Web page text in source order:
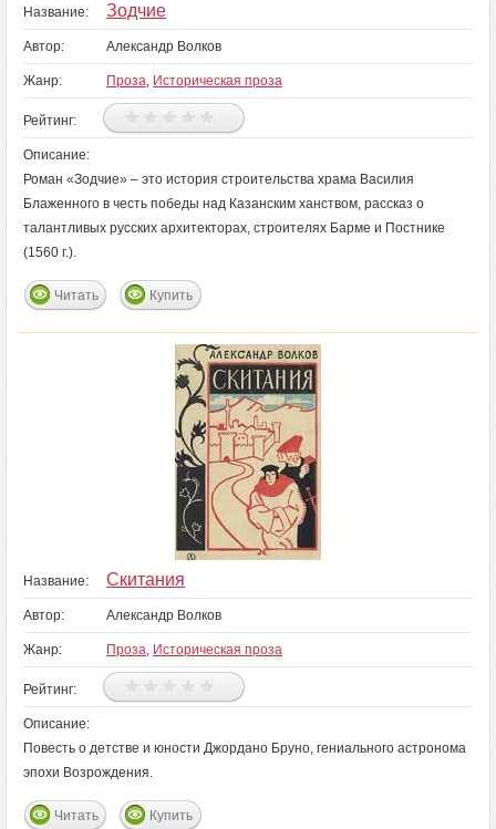
Название: Зодчие
Автор: Александр Волков
Жанр: Проза, Историческая проза
Рейтинг:
Описание:
Роман «Зодчие» – это история строительства храма Василия
Блаженного в честь победы над Казанским ханством, рассказ о
талантливых русских архитекторах, строителях Барме и Постнике
(1560 г.).
Читать Купить
Название: Скитания
Автор: Александр Волков
Жанр: Проза, Историческая проза
Рейтинг:
Описание:
Повесть о детстве и юности Джордано Бруно, гениального астронома
эпохи Возрождения.
Читать Купить